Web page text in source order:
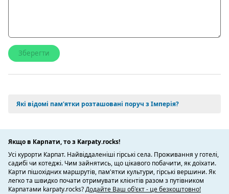
Які відомі пам'ятки розташовані поруч з Імперія?
Якщо в Карпати, то з Karpaty.rocks!
Усі курорти Карпат. Найвіддаленіші гірські села. Проживання у готелі,
садибі чи котеджі. Чим зайнятись, що цікавого побачити, як доїхати.
Карти пішохідних маршрутів, пам'ятки культури, гірські вершини. Як
легко та швидко почати отримувати клієнтів разом з путівником
Карпатами karpaty.rocks?Додайте Ваш об'єкт - це безкоштовно!